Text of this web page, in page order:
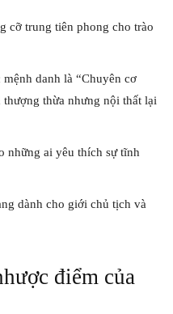
cỡ trung tiên phong cho trào
danh là “Chuyên cơ
thừa nhưng nội thất lại
những ai yêu thích sự tĩnh
dành cho giới chủ tịch và
điểm của